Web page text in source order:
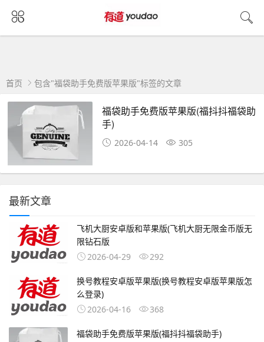
首页 包含"福袋助手免费版苹果版"标签的文章
福袋助手免费版苹果版(福抖抖福袋助
手)
2026-04-14 305
最新文章
飞机大厨安卓版和苹果版(飞机大厨无限金币版无
限钻石版
2026-04-29
292
换号教程安卓版苹果版(换号教程安卓版苹果版怎
么登录)
2026-04-16
368
福袋助手免费版苹果版(福抖抖福袋助手)